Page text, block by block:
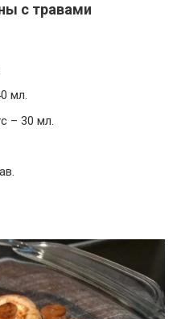
с травами
мл.
– 30 мл.